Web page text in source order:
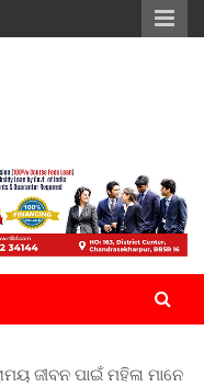
ଜୀବନ ପାଇଁ ମହିଳା ମାନେ